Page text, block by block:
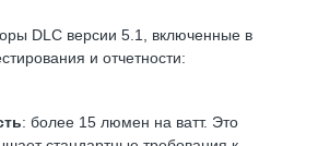
DLC версии 5.1, включенные в
и отчетности:
: более 15 люмен на ватт. Это